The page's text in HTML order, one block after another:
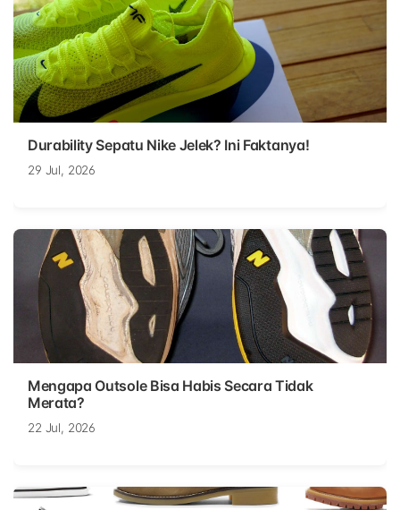
Durability Sepatu Nike Jelek? Ini Faktanya!
29 Jul, 2026
Mengapa Outsole Bisa Habis Secara Tidak
Merata?
22 Jul, 2026